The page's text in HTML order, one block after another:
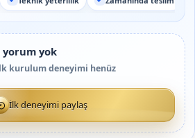
yorum yok
kurulum deneyimi henüz
İlk deneyimi paylaş